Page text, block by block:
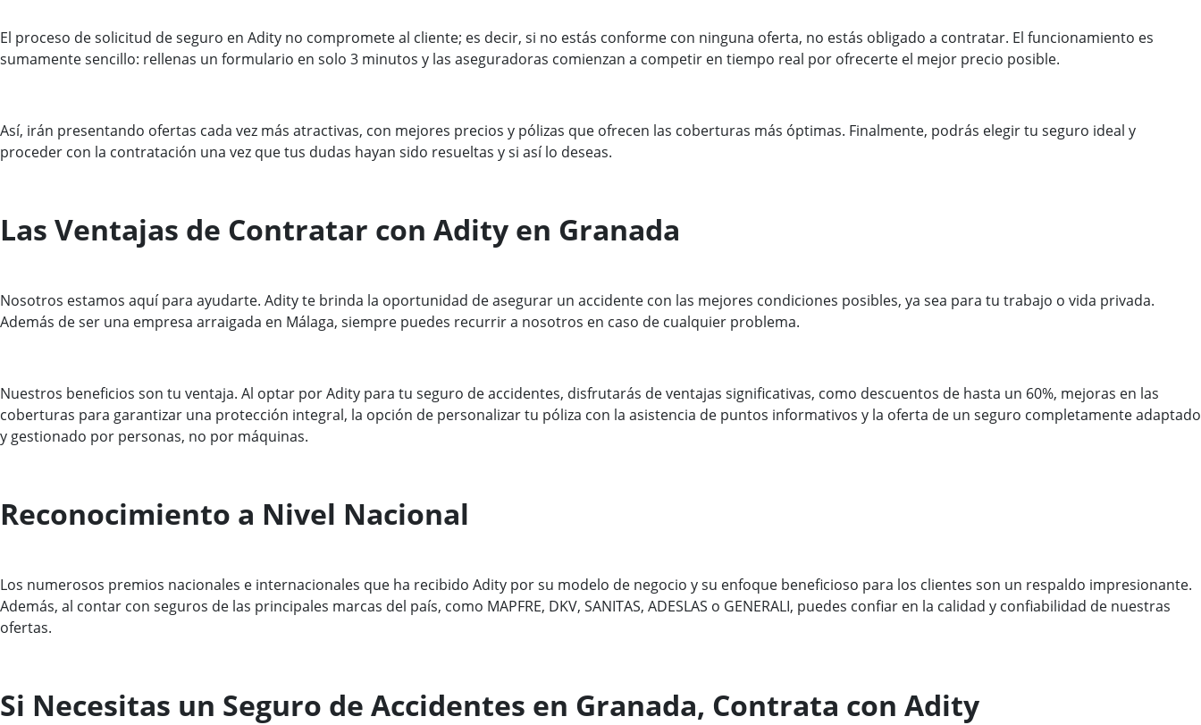
El proceso de solicitud de seguro en Adity no compromete al cliente; es decir, si no estás conforme con ninguna oferta, no estás obligado a contratar. El funcionamiento es
sumamente sencillo: rellenas un formulario en solo 3 minutos y las aseguradoras comienzan a competir en tiempo real por ofrecerte el mejor precio posible.
Así, irán presentando ofertas cada vez más atractivas, con mejores precios y pólizas que ofrecen las coberturas más óptimas. Finalmente, podrás elegir tu seguro ideal y
proceder con la contratación una vez que tus dudas hayan sido resueltas y si así lo deseas.
Las Ventajas de Contratar con Adity en Granada
Nosotros estamos aquí para ayudarte. Adity te brinda la oportunidad de asegurar un accidente con las mejores condiciones posibles, ya sea para tu trabajo o vida privada.
Además de ser una empresa arraigada en Málaga, siempre puedes recurrir a nosotros en caso de cualquier problema.
Nuestros beneficios son tu ventaja. Al optar por Adity para tu seguro de accidentes, disfrutarás de ventajas significativas, como descuentos de hasta un 60%, mejoras en las
coberturas para garantizar una protección integral, la opción de personalizar tu póliza con la asistencia de puntos informativos y la oferta de un seguro completamente adaptado
y gestionado por personas, no por máquinas.
Reconocimiento a Nivel Nacional
Los numerosos premios nacionales e internacionales que ha recibido Adity por su modelo de negocio y su enfoque beneficioso para los clientes son un respaldo impresionante.
Además, al contar con seguros de las principales marcas del país, como MAPFRE, DKV, SANITAS, ADESLAS o GENERALI, puedes confiar en la calidad y confiabilidad de nuestras
ofertas.
Si Necesitas un Seguro de Accidentes en Granada, Contrata con Adity